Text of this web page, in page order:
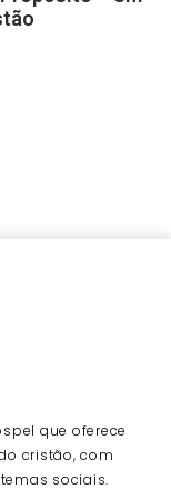
que oferece
cristão, com
sociais.